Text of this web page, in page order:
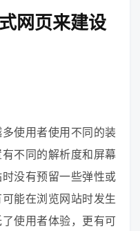
网页来建设
使用者使用不同的装
不同的解析度和屏幕
没有预留一些弹性或
能在浏览网站时发生
使用者体验，更有可